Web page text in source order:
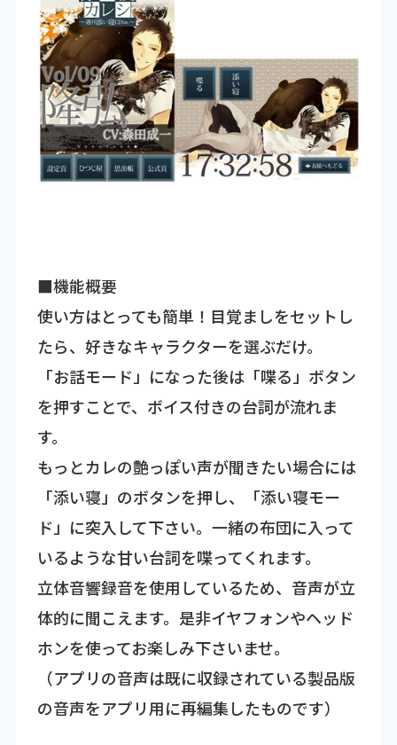
■機能概要
使い方はとっても簡単！目覚ましをセットし
たら、好きなキャラクターを選ぶだけ。
「お話モード」になった後は「喋る」ボタン
を押すことで、ボイス付きの台詞が流れま
す。
もっとカレの艶っぽい声が聞きたい場合には
「添い寝」のボタンを押し、「添い寝モー
ド」に突入して下さい。一緒の布団に入って
いるような甘い台詞を喋ってくれます。
立体音響録音を使用しているため、音声が立
体的に聞こえます。是非イヤフォンやヘッド
ホンを使ってお楽しみ下さいませ。
（アプリの音声は既に収録されている製品版
の音声をアプリ用に再編集したものです）